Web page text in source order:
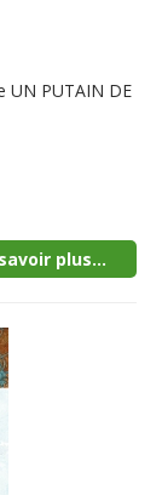
UN PUTAIN DE
plus...